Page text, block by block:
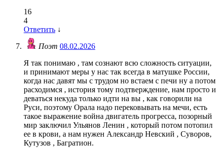
16
4
Ответить ↓
Поэт 08.02.2026
Я так понимаю , там сознают всю сложность ситуации,
и принимают меры у нас так всегда в матушке России,
когда нас давят мы с трудом но встаем с печи ну а потом
расходимся , история тому подтверждение, нам просто и
деваться некуда только идти на вы , как говорили на
Руси, поэтому Орала надо перековывать на мечи, есть
такое выражение война двигатель прогресса, позорный
мир заключил Ульянов Ленин , который потом потопил
ее в крови, а нам нужен Александр Невский , Суворов,
Кутузов , Багратион.